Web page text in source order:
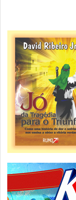
ver todas »